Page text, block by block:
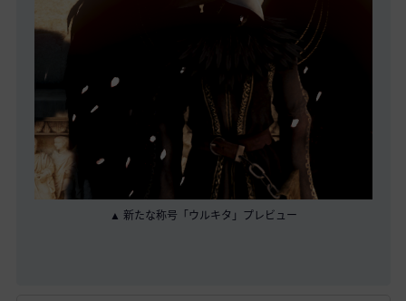
▲ 新たな称号「ウルキタ」プレビュー